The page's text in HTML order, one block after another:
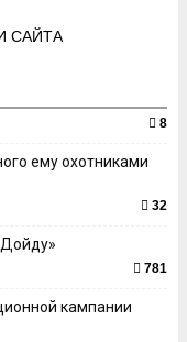
САЙТА
8
ему охотниками
32
781
кампании